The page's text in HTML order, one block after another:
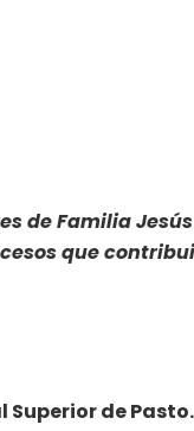
de Familia
que
Superior de Pasto.